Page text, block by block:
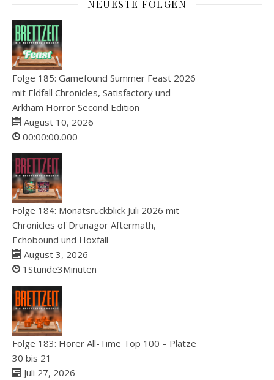
NEUESTE FOLGEN
Folge 185: Gamefound Summer Feast 2026
mit Eldfall Chronicles, Satisfactory und
Arkham Horror Second Edition
August 10, 2026
00:00:00.000
Folge 184: Monatsrückblick Juli 2026 mit
Chronicles of Drunagor Aftermath,
Echobound und Hoxfall
August 3, 2026
1Stunde3Minuten
Folge 183: Hörer All-Time Top 100 – Plätze
30 bis 21
Juli 27, 2026